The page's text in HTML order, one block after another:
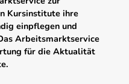
Kursinstitute ihre
einpflegen und
Arbeitsmarktservice
für die Aktualität